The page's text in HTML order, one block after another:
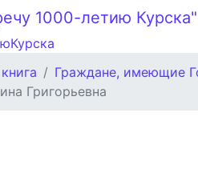
Граждане, имеющие
Григорьевна